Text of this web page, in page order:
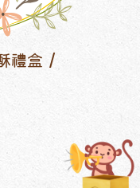
禮盒